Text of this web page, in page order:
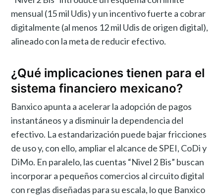
mensual (15 mil Udis) y un incentivo fuerte a cobrar
digitalmente (al menos 12 mil Udis de origen digital),
alineado con la meta de reducir efectivo.
¿Qué implicaciones tienen para el
sistema financiero mexicano?
Banxico apunta a acelerar la adopción de pagos
instantáneos y a disminuir la dependencia del
efectivo. La estandarización puede bajar fricciones
de uso y, con ello, ampliar el alcance de SPEI, CoDi y
DiMo. En paralelo, las cuentas “Nivel 2 Bis” buscan
incorporar a pequeños comercios al circuito digital
con reglas diseñadas para su escala, lo que Banxico